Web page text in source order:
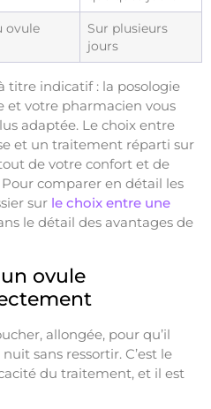
ovule
Sur plusieurs
jours
titre indicatif : la posologie
et votre pharmacien vous
adaptée. Le choix entre
et un traitement réparti sur
de votre confort et de
comparer en détail les
sur le choix entre une
le détail des avantages de
ovule
allongée, pour qu’il
sans ressortir. C’est le
du traitement, et il est